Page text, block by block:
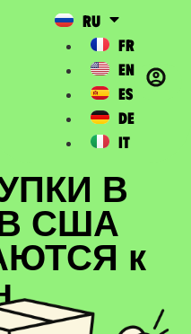
RU
FR
EN
ES
DE
IT
В
США
к